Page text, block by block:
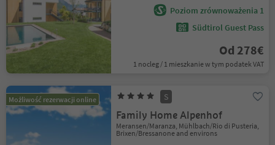
Poziom zrównoważenia 1
Südtirol Guest Pass
Od 278€
1 nocleg / 1 mieszkanie w tym podatek VAT
Możliwość rezerwacji online S
Family Home Alpenhof
Meransen/Maranza, Mühlbach/Rio di Pusteria,
Brixen/Bressanone and environs